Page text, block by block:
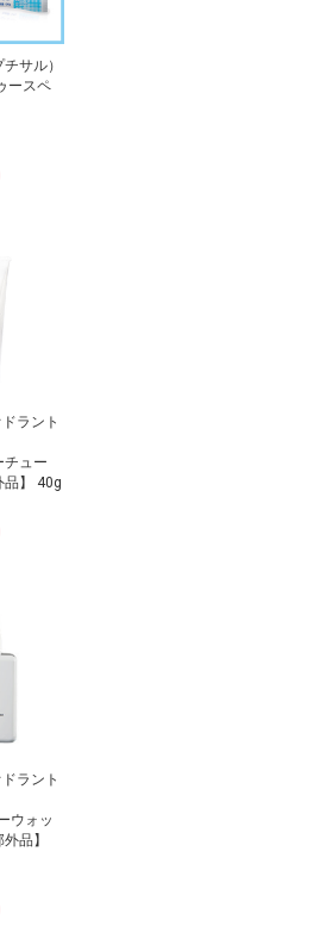
サル）
ースペ
ラント
チュー
品】 40g
ラント
ウォッ
品】